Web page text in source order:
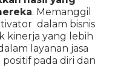
. Memanggil
dalam bisnis
kinerja yang lebih
layanan jasa
pada diri dan